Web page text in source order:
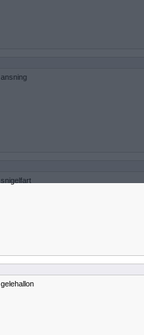
ansning
snigelfart
gelehallon